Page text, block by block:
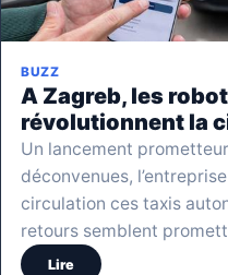
BUZZ
A Zagreb, les
révolutionnent la
Un lancement
déconvenues,
circulation ces taxis
retours semblent
Lire